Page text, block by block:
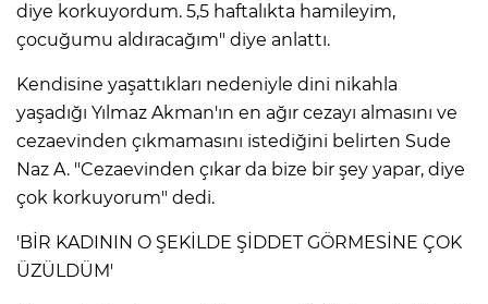
diye korkuyordum. 5,5 haftalıkta hamileyim,
çocuğumu aldıracağım" diye anlattı.
Kendisine yaşattıkları nedeniyle dini nikahla
yaşadığı Yılmaz Akman'ın en ağır cezayı almasını ve
cezaevinden çıkmamasını istediğini belirten Sude
Naz A. "Cezaevinden çıkar da bize bir şey yapar, diye
çok korkuyorum" dedi.
'BİR KADININ O ŞEKİLDE ŞİDDET GÖRMESİNE ÇOK
ÜZÜLDÜM'